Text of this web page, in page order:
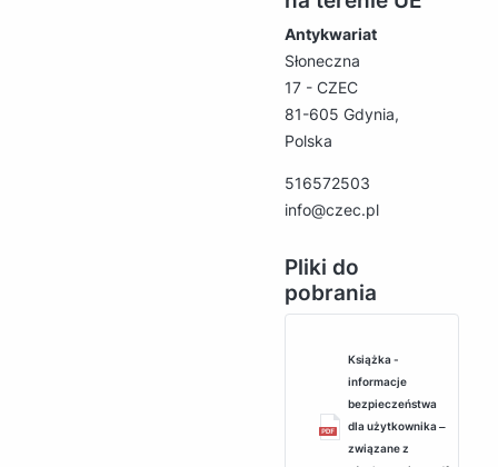
Antykwariat
Słoneczna
17 - CZEC
81-605 Gdynia,
Polska
516572503
info@czec.pl
Pliki do
pobrania
Książka -
informacje
bezpieczeństwa
dla użytkownika ‒
związane z